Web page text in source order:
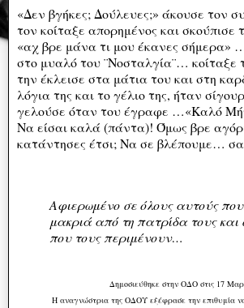
«Δεν βγήκες; Δούλευες;» άκουσε τον
τον κοίταξε απορημένος και σκούπισε
«αχ βρε μάνα τι μου έκανες σήμερα»
στο μυαλό του ¨Νοσταλγία¨… κοίταξε
την έκλεισε στα μάτια του και στη
λόγια της και το γέλιο της, ήταν
γελούσε όταν του έγραφε …«Καλό
Να είσαι καλά (πάντα)! Όμως βρε
κατάντησες έτσι; Να σε βλέπουμε…
Αφιερωμένο σε όλους αυτούς
μακριά από τη πατρίδα τους και
που τους περιμένουν…
Δημοσιεύθηκε στην ΟΔΟ στις 17
Η αναγνώστρια της ΟΔΟΥ εξέφρασε την επιθυμία